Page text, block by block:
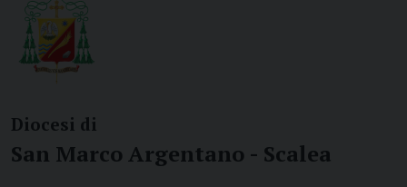
Diocesi di
San Marco Argentano - Scalea